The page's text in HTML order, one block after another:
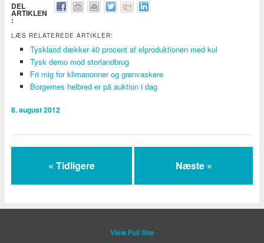
DEL
ARTIKLEN
:
LÆS RELATEREDE ARTIKLER:
Tyskland dækker 40 procent af elproduktionen med kul
Tysk demo mod storlandbrug
Fri mig for klimanonner og grønvaskere
Borgernes helbred er på auktion i dag
8. august 2012
« Tidligere Næste »
View Full Site